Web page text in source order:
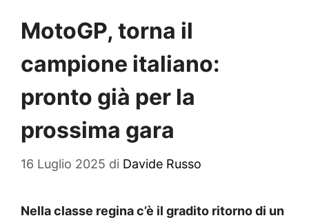
MotoGP, torna il
campione italiano:
pronto già per la
prossima gara
16 Luglio 2025 di Davide Russo
Nella classe regina c’è il gradito ritorno di un